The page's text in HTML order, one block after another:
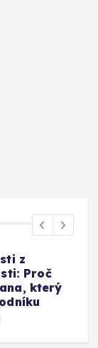
auta:
přední
bez